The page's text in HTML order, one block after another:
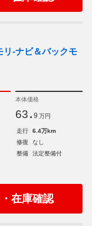
リ-ナビ＆バックモ
本体価格
63. 9 万円
走行
6.4万km
修復
なし
整備
法定整備付
在庫確認